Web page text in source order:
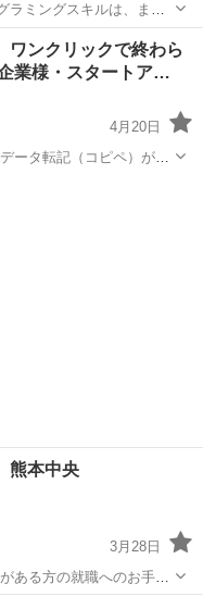
ラミングスキルは、ます
められています。今のう
オンライン
ワンクリックで終わら
業様・スタートア…
4月20日
ータ転記（コピペ）が多
熊本中央
3月28日
ある方の就職へのお手伝